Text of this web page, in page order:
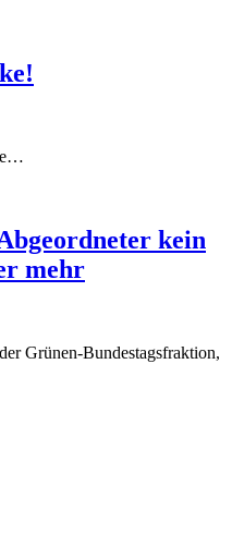
kein
mehr
Grünen-Bundestagsfraktion,